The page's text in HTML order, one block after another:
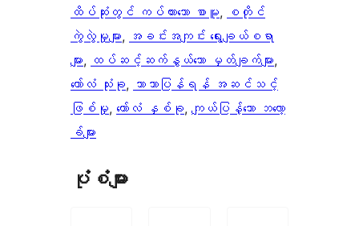
ထိပ်ဆုံးတွင် ကပ်ထားသော စာမူ,
စတိုင်
ကွဲလွဲမှုများ, အခင်းအကျင်း ရွေးချယ်စရာ
များ, ထပ်ဆင့်ဆက်နွယ်သော မှတ်ချက်များ
ကော်လံ သုံးခု, ဘာသာပြန်ရန် အဆင်သင့်
ဖြစ်မှု, ကော်လံ နှစ်ခု, ကျယ်ပြန့်သော ဘလော့
ခ်များ
ပုံစံများ